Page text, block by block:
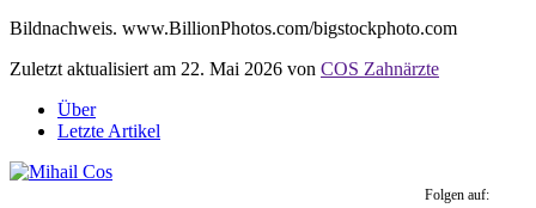
Bildnachweis. www.BillionPhotos.com/bigstockphoto.com
Zuletzt aktualisiert am 22. Mai 2026 von COS Zahnärzte
Über
Letzte Artikel
Folgen auf: